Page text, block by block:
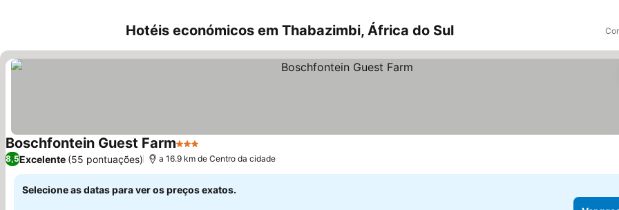
Hotéis económicos em Thabazimbi, África do Sul
Boschfontein Guest Farm3 Estrelas
8,5Excelente (55 pontuações) a 16.9 km de Centro da cidade
Selecione as datas para ver os preços exatos.